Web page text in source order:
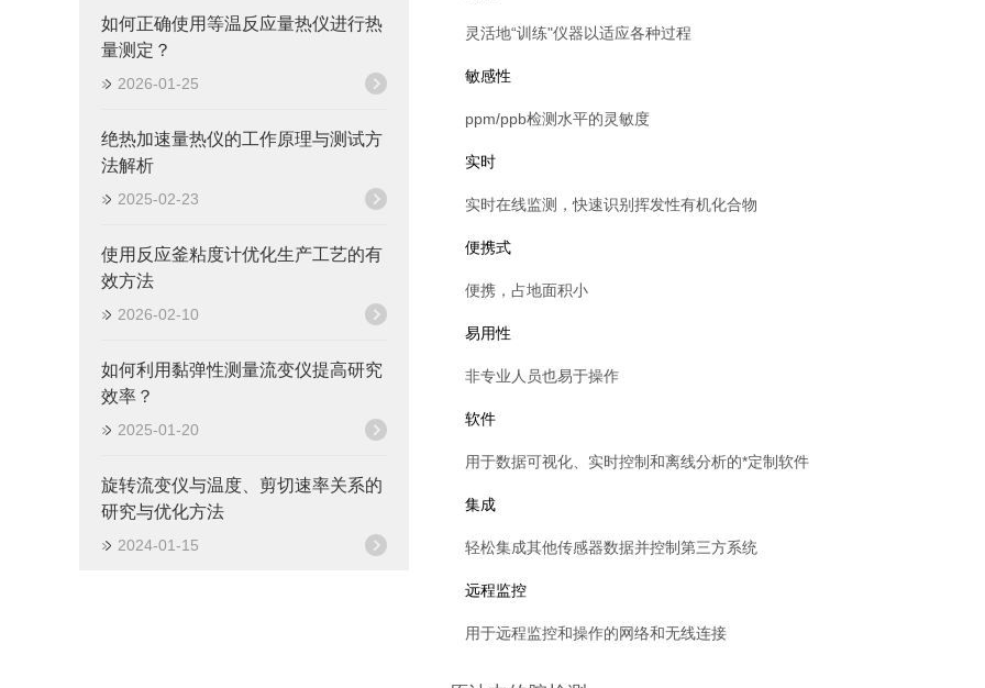
如何正确使用等温反应量热仪进行热
量测定？
2026-01-25
绝热加速量热仪的工作原理与测试方
法解析
2025-02-23
使用反应釜粘度计优化生产工艺的有
效方法
2026-02-10
如何利用黏弹性测量流变仪提高研究
效率？
2025-01-20
旋转流变仪与温度、剪切速率关系的
研究与优化方法
2024-01-15
灵活地“训练"仪器以适应各种过程
敏感性
ppm/ppb检测水平的灵敏度
实时
实时在线监测，快速识别挥发性有机化合物
便携式
便携，占地面积小
易用性
非专业人员也易于操作
软件
用于数据可视化、实时控制和离线分析的*定制软件
集成
轻松集成其他传感器数据并控制第三方系统
远程监控
用于远程监控和操作的网络和无线连接